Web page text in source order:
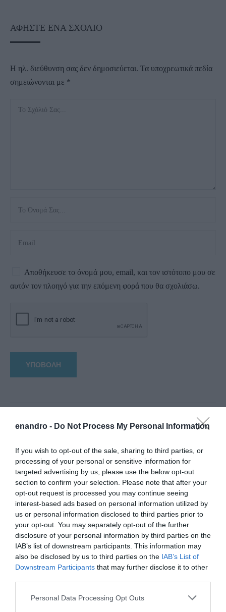
enandro - Do Not Process My Personal Information
If you wish to opt-out of the sale, sharing to third parties, or
processing of your personal or sensitive information for
targeted advertising by us, please use the below opt-out
section to confirm your selection. Please note that after your
opt-out request is processed you may continue seeing
interest-based ads based on personal information utilized by
us or personal information disclosed to third parties prior to
your opt-out. You may separately opt-out of the further
disclosure of your personal information by third parties on the
IAB’s list of downstream participants. This information may
also be disclosed by us to third parties on the IAB’s List of
Downstream Participants that may further disclose it to other
Please note that this website/app uses one or more Google
Personal Data Processing Opt Outs
ΑΦΉΣΤΕ ΈΝΑ ΣΧΌΛΙΟ
Η ηλ. διεύθυνση σας δεν δημοσιεύεται. Τα υποχρεωτικά πεδία
σημειώνονται με *
Αποθήκευσε το όνομά μου, email, και τον ιστότοπο μου σε
αυτόν τον πλοηγό για την επόμενη φορά που θα σχολιάσω.